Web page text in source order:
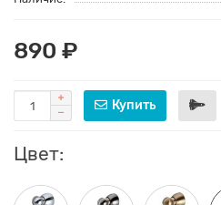
890 ₽
Купить
Цвет: